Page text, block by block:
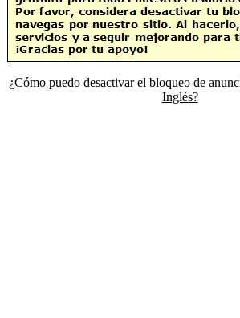
¿Cómo puedo desactivar el bloqueo de
Inglés?